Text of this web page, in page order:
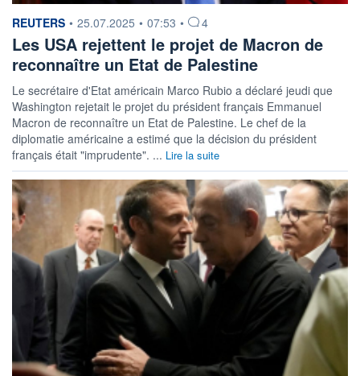
information fournie par
REUTERS • 25.07.2025 • 07:53 • 4
Les USA rejettent le projet de Macron de
reconnaître un Etat de Palestine
Le secrétaire d'Etat américain Marco Rubio a déclaré jeudi que
Washington rejetait le projet du président français Emmanuel
Macron de reconnaître un Etat de Palestine. Le chef de la
diplomatie américaine a estimé que la décision du président
français était "imprudente". ... Lire la suite